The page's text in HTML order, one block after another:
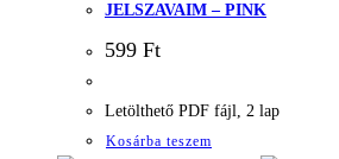
JELSZAVAIM – PINK
599 Ft
Letölthető PDF fájl, 2 lap
Kosárba teszem